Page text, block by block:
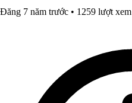
Đăng 7 năm trước • 1259 lượt xem